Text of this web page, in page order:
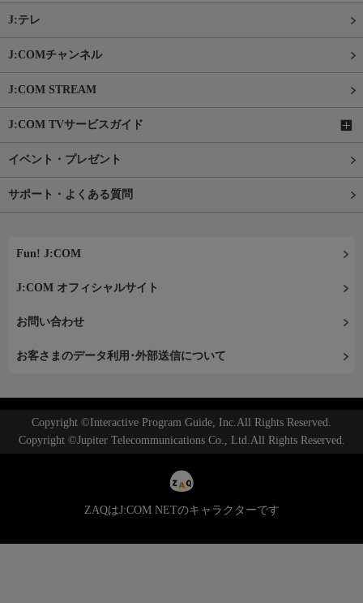
J:テレ
J:COMチャンネル
J:COM STREAM
J:COM TVサービスガイド
イベント・プレゼント
サポート・よくある質問
Fun! J:COM
J:COM オフィシャルサイト
お問い合わせ
お客さまのデータ利用･外部送信について
Copyright ©Interactive Program Guide, Inc.All Rights Reserved.
Copyright ©Jupiter Telecommunications Co., Ltd.All Rights Reserved.
ZAQはJ:COM NETのキャラクターです